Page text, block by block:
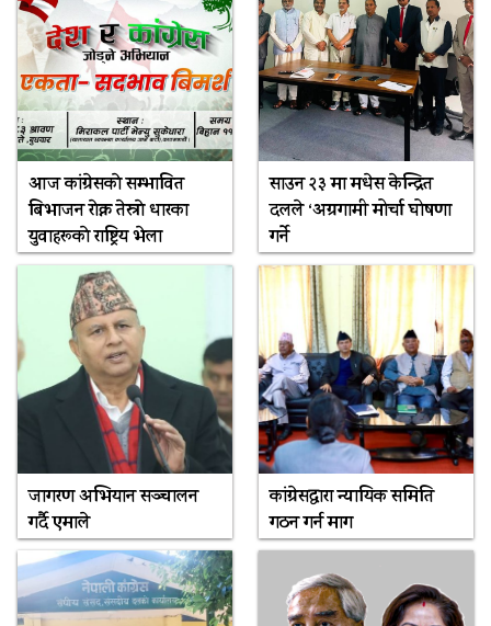
आज कांग्रेसकाे सम्भावित
बिभाजन राेक्न तेस्राे धारका
युवाहरूकाे राष्ट्रिय भेला
साउन २३ मा मधेस केन्द्रित
दलले ‘अग्रगामी मोर्चा घोषणा
गर्ने
जागरण अभियान सञ्चालन
गर्दै एमाले
कांग्रेसद्वारा न्यायिक समिति
गठन गर्न माग